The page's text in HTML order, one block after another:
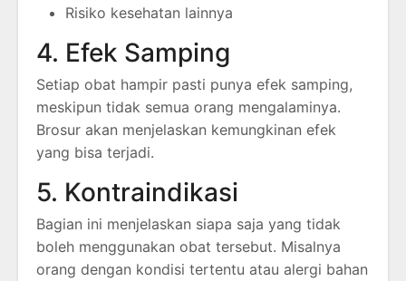
Risiko kesehatan lainnya
4. Efek Samping
Setiap obat hampir pasti punya efek samping,
meskipun tidak semua orang mengalaminya.
Brosur akan menjelaskan kemungkinan efek
yang bisa terjadi.
5. Kontraindikasi
Bagian ini menjelaskan siapa saja yang tidak
boleh menggunakan obat tersebut. Misalnya
orang dengan kondisi tertentu atau alergi bahan